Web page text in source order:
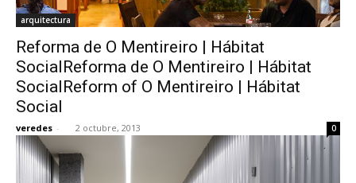
arquitectura
Reforma de O Mentireiro | Hábitat
SocialReforma de O Mentireiro | Hábitat
SocialReform of O Mentireiro | Hábitat
Social
veredes - 2 octubre, 2013 0